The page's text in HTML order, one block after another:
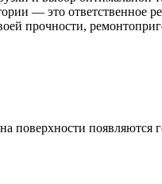
— это ответственное
прочности,
поверхности